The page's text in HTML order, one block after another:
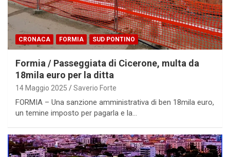
CRONACA FORMIA SUD PONTINO
Formia / Passeggiata di Cicerone, multa da
18mila euro per la ditta
14 Maggio 2025 Saverio Forte
FORMIA – Una sanzione amministrativa di ben 18mila euro,
un temine imposto per pagarla e la…